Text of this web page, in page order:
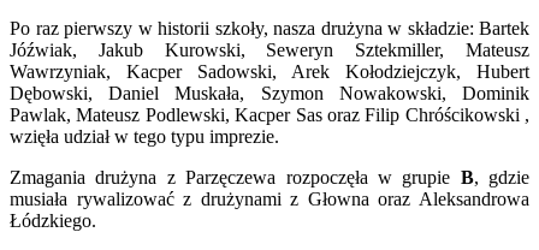
Po raz pierwszy w historii szkoły, nasza drużyna w składzie: Bartek
Jóźwiak, Jakub Kurowski, Seweryn Sztekmiller, Mateusz
Wawrzyniak, Kacper Sadowski, Arek Kołodziejczyk, Hubert
Dębowski, Daniel Muskała, Szymon Nowakowski, Dominik
Pawlak, Mateusz Podlewski, Kacper Sas oraz Filip Chróścikowski ,
wzięła udział w tego typu imprezie.
Zmagania drużyna z Parzęczewa rozpoczęła w grupie B, gdzie
musiała rywalizować z drużynami z Głowna oraz Aleksandrowa
Łódzkiego.